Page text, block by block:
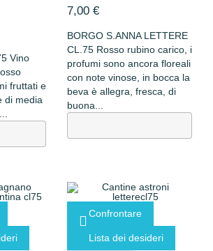
Vino
fruttati e
di media
7,00 €
BORGO S.ANNA LETTERE
CL.75 Rosso rubino carico, i
profumi sono ancora floreali
con note vinose, in bocca la
beva è allegra, fresca, di
buona...
Confrontare
Lista dei desideri